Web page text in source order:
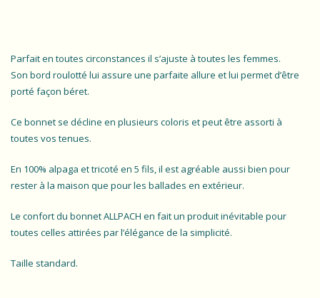
Parfait en toutes circonstances il s’ajuste à toutes les femmes.
Son bord roulotté lui assure une parfaite allure et lui permet d’être
porté façon béret.
Ce bonnet se décline en plusieurs coloris et peut être assorti à
toutes vos tenues.
En 100% alpaga et tricoté en 5 fils, il est agréable aussi bien pour
rester à la maison que pour les ballades en extérieur.
Le confort du bonnet ALLPACH en fait un produit inévitable pour
toutes celles attirées par l’élégance de la simplicité.
Taille standard.